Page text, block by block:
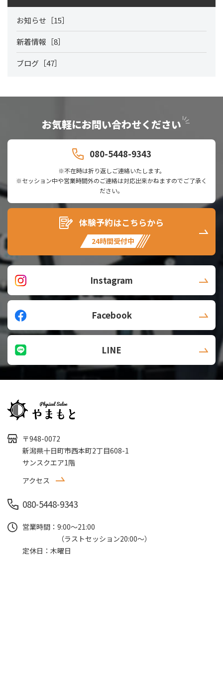
お知らせ［15］
新着情報［8］
ブログ［47］
お気軽にお問い合わせください
080-5448-9343
※不在時は折り返しご連絡いたします。
※セッション中や営業時間外のご連絡は対応出来かねますのでご了承く
ださい。
体験予約はこちらから
24時間受付中
Instagram
Facebook
LINE
〒948-0072
新潟県十日町市西本町2丁目608-1
サンスクエア1階
アクセス
080-5448-9343
営業時間
9:00～21:00
（ラストセッション20:00～）
定休日
木曜日